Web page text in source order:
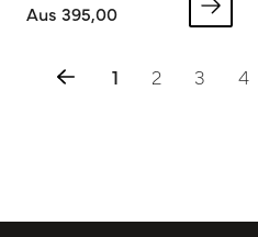
Aus 395,00
1 2 3 4